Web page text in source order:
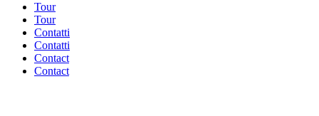
Tour
Tour
Contatti
Contatti
Contact
Contact